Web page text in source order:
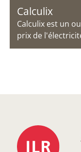
Calculix
Calculix est un
prix de